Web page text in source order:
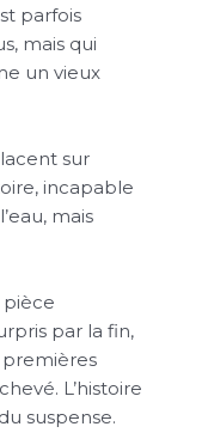
parfois
mais qui
un vieux
sur
incapable
mais
pièce
par la fin,
premières
L’histoire
suspense.